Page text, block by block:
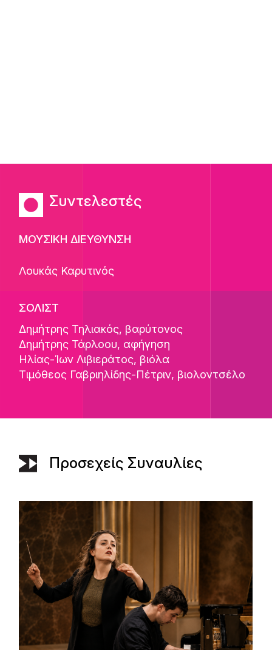
Συντελεστές
ΜΟΥΣΙΚΗ ΔΙΕΥΘΥΝΣΗ
Λουκάς Καρυτινός
ΣΟΛΙΣΤ
Δημήτρης Τηλιακός, βαρύτονος
Δημήτρης Τάρλοου, αφήγηση
Ηλίας-Ίων Λιβιεράτος, βιόλα
Τιμόθεος Γαβριηλίδης-Πέτριν, βιολοντσέλο
Προσεχείς Συναυλίες